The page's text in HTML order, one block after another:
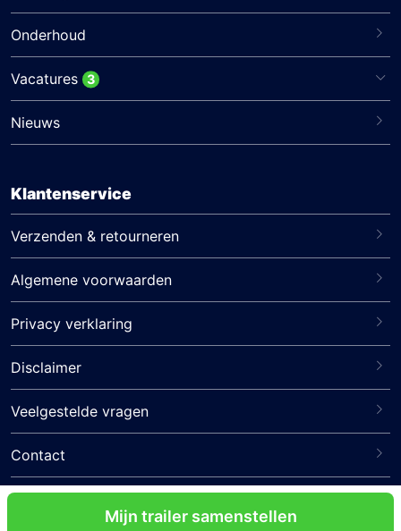
Mijn trailer samenstellen
Onderhoud
Vacatures 3
Nieuws
Klantenservice
Verzenden & retourneren
Algemene voorwaarden
Privacy verklaring
Disclaimer
Veelgestelde vragen
Contact